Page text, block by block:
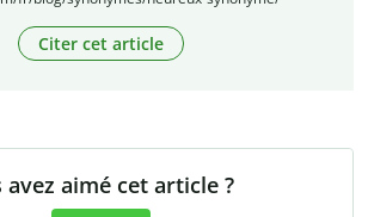
Citer cet article
avez aimé cet article ?